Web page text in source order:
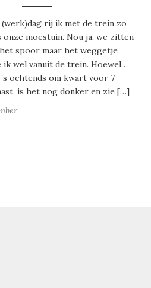
rij ik met de trein zo
onze moestuin. Nou ja, we zitten
spoor maar het weggetje
ik wel vanuit de trein. Hoewel…
ochtends om kwart voor 7
is het nog donker en zie […]